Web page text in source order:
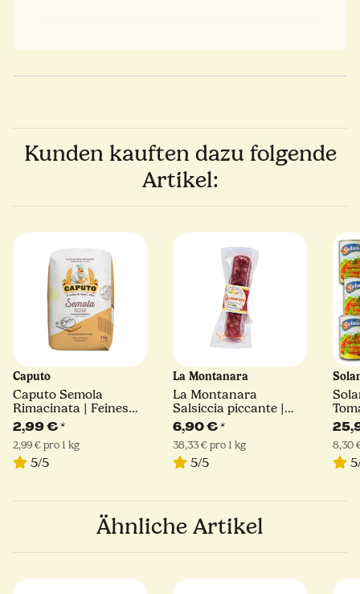
Kunden kauften dazu folgende
Artikel:
Caputo
Caputo Semola
Rimacinata | Feines
Hartweizengrieß | 1kg
2,99 €*
2,99 € pro 1 kg
5/5
La Montanara
La Montanara
Salsiccia piccante |
180 g
6,90 €*
38,33 € pro 1 kg
5/5
400
8,30
Ähnliche Artikel